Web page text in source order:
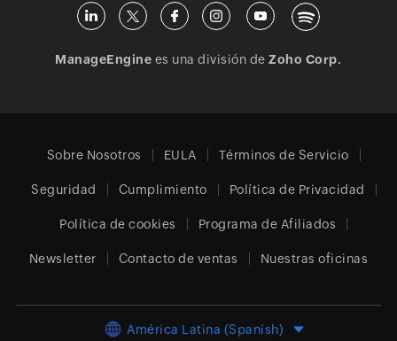
ManageEngine es una división deZoho Corp.
Sobre Nosotros EULA Términos de Servicio
Seguridad Cumplimiento Política de Privacidad
Política de cookies Programa de Afiliados
Newsletter Contacto de ventas Nuestras oficinas
América Latina (Spanish)